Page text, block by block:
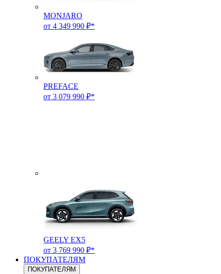
MONJARO
от 4 349 990 ₽*
PREFACE
от 3 079 990 ₽*
GEELY EX5
от 3 769 990 ₽*
ПОКУПАТЕЛЯМ
ПОКУПАТЕЛЯМ